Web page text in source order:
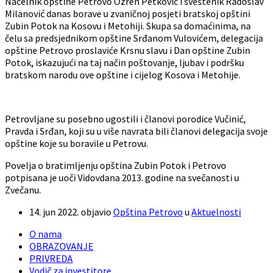
Milanović danas borave u zvaničnoj posjeti bratskoj opštini
Zubin Potok na Kosovu i Metohiji. Skupa sa domaćinima, na
čelu sa predsjednikom opštine Srđanom Vulovićem, delegacija
opštine Petrovo proslaviće Krsnu slavu i Dan opštine Zubin
Potok, iskazujući na taj način poštovanje, ljubav i podršku
bratskom narodu ove opštine i cijelog Kosova i Metohije.
Petrovljane su posebno ugostili i članovi porodice Vučinić,
Pravda i Srđan, koji su u više navrata bili članovi delegacija svoje
opštine koje su boravile u Petrovu.
Povelja o bratimljenju opština Zubin Potok i Petrovo
potpisana je uoči Vidovdana 2013. godine na svečanosti u
Zvečanu.
14. jun 2022. objavio Opština Petrovo u Aktuelnosti
O nama
OBRAZOVANJE
PRIVREDA